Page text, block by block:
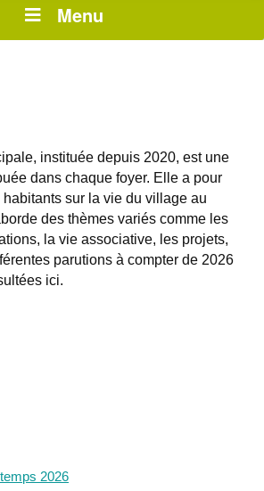
Menu
instituée depuis 2020, est une
dans chaque foyer. Elle a pour
habitants sur la vie du village au
des thèmes variés comme les
la vie associative, les projets,
parutions à compter de 2026
ici.
2026